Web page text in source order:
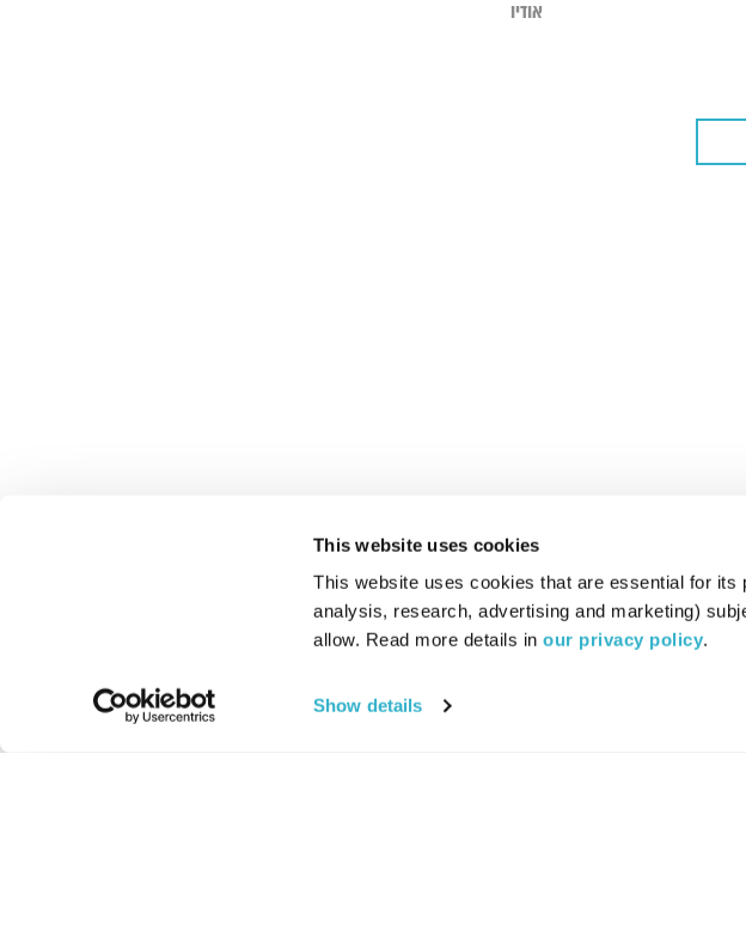
This website uses cookies
This website uses cookies that are essential for
analysis, research, advertising and marketing)
allow. Read more details in our privacy policy.
Show details
אודיו